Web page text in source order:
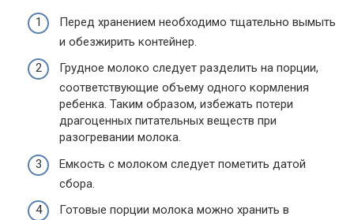
Перед хранением необходимо тщательно вымыть
и обезжирить контейнер.
Грудное молоко следует разделить на порции,
соответствующие объему одного кормления
ребенка. Таким образом, избежать потери
драгоценных питательных веществ при
разогревании молока.
Емкость с молоком следует пометить датой
сбора.
Готовые порции молока можно хранить в